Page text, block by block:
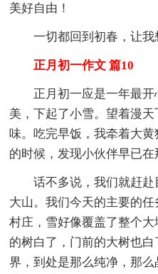
美好自由！
一切都回到初春，让我
正月初一作文 篇10
正月初一应是一年最开
美，下起了小雪。望着漫
味。吃完早饭，我牵着大
的时候，发现小伙伴早已在
话不多说，我们就赶赴
大山。我们今天的主要的
村庄，雪好像覆盖了整个
的树白了，门前的大树也
界，到处是那么纯净，那